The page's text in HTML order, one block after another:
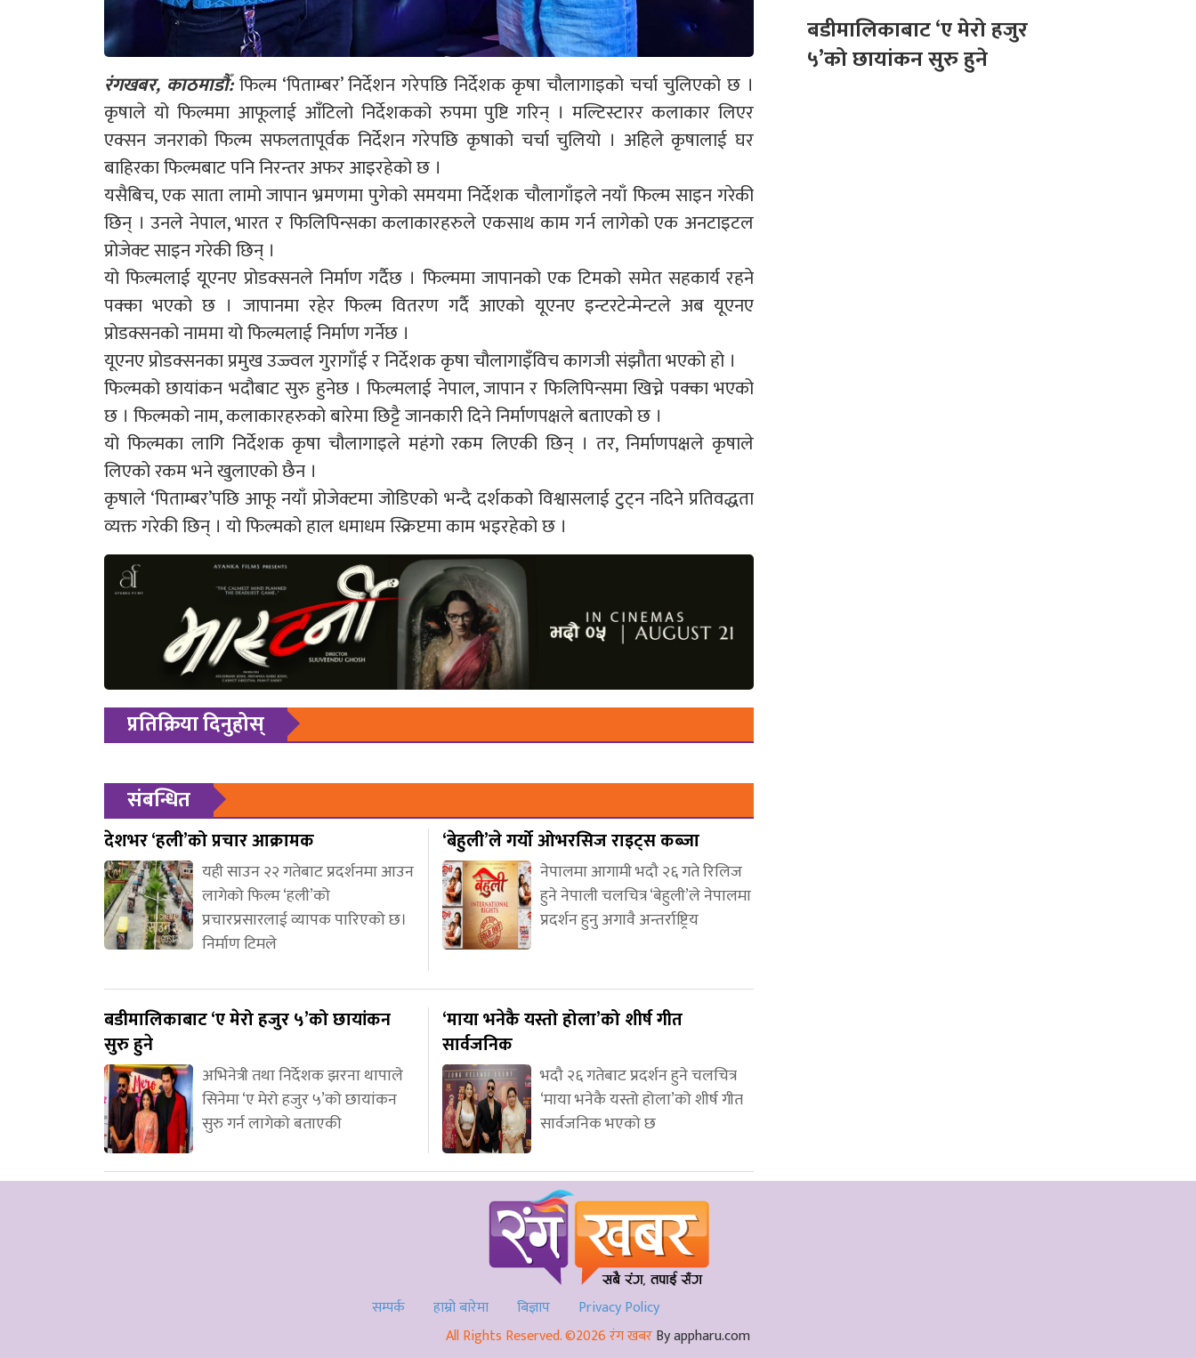
रंगखबर, काठमाडौँ:फिल्म ‘पिताम्बर’ निर्देशन गरेपछि निर्देशक कृषा चौलागाइको चर्चा चुलिएको छ ।
कृषाले यो फिल्ममा आफूलाई आँटिलो निर्देशकको रुपमा पुष्टि गरिन् । मल्टिस्टारर कलाकार लिएर
एक्सन जनराको फिल्म सफलतापूर्वक निर्देशन गरेपछि कृषाको चर्चा चुलियो । अहिले कृषालाई घर
बाहिरका फिल्मबाट पनि निरन्तर अफर आइरहेको छ ।
यसैबिच, एक साता लामो जापान भ्रमणमा पुगेको समयमा निर्देशक चौलागाँइले नयाँ फिल्म साइन गरेकी
छिन् । उनले नेपाल, भारत र फिलिपिन्सका कलाकारहरुले एकसाथ काम गर्न लागेको एक अनटाइटल
प्रोजेक्ट साइन गरेकी छिन् ।
यो फिल्मलाई यूएनए प्रोडक्सनले निर्माण गर्दैछ । फिल्ममा जापानको एक टिमको समेत सहकार्य रहने
पक्का भएको छ । जापानमा रहेर फिल्म वितरण गर्दै आएको यूएनए इन्टरटेन्मेन्टले अब यूएनए
प्रोडक्सनको नाममा यो फिल्मलाई निर्माण गर्नेछ ।
यूएनए प्रोडक्सनका प्रमुख उज्ज्वल गुरागाँई र निर्देशक कृषा चौलागाइँविच कागजी संझौता भएको हो ।
फिल्मको छायांकन भदौबाट सुरु हुनेछ । फिल्मलाई नेपाल, जापान र फिलिपिन्समा खिच्ने पक्का भएको
छ । फिल्मको नाम, कलाकारहरुको बारेमा छिट्टै जानकारी दिने निर्माणपक्षले बताएको छ ।
यो फिल्मका लागि निर्देशक कृषा चौलागाइले महंगो रकम लिएकी छिन् । तर, निर्माणपक्षले कृषाले
लिएको रकम भने खुलाएको छैन ।
कृषाले ‘पिताम्बर’पछि आफू नयाँ प्रोजेक्टमा जोडिएको भन्दै दर्शकको विश्वासलाई टुट्न नदिने प्रतिवद्धता
व्यक्त गरेकी छिन् । यो फिल्मको हाल धमाधम स्क्रिप्टमा काम भइरहेको छ ।
प्रतिक्रिया दिनुहोस्
संबन्धित
देशभर ‘हली’को प्रचार आक्रामक
यही साउन २२ गतेबाट प्रदर्शनमा आउन
लागेको फिल्म ‘हली’को
प्रचारप्रसारलाई व्यापक पारिएको छ।
निर्माण टिमले
‘बेहुली’ले गर्यो ओभरसिज राइट्स कब्जा
नेपालमा आगामी भदौ २६ गते रिलिज
हुने नेपाली चलचित्र ‘बेहुली’ले नेपालमा
प्रदर्शन हुनु अगावै अन्तर्राष्ट्रिय
बडीमालिकाबाट ‘ए मेरो हजुर ५’को छायांकन
सुरु हुने
अभिनेत्री तथा निर्देशक झरना थापाले
सिनेमा ‘ए मेरो हजुर ५’को छायांकन
सुरु गर्न लागेको बताएकी
‘माया भनेकै यस्तो होला’को शीर्ष गीत
सार्वजनिक
भदौ २६ गतेबाट प्रदर्शन हुने चलचित्र
‘माया भनेकै यस्तो होला’को शीर्ष गीत
सार्वजनिक भएको छ
बडीमालिकाबाट ‘ए मेरो हजुर
५’को छायांकन सुरु हुने
सम्पर्क हाम्रो बारेमा बिज्ञाप
Privacy Policy
All Rights Reserved. ©2026 रंग खबरBy appharu.com